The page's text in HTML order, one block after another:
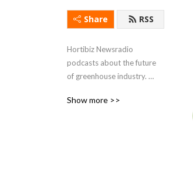
Share RSS
Hortibiz Newsradio
podcasts about the future
of greenhouse industry.
world.
Show more >>